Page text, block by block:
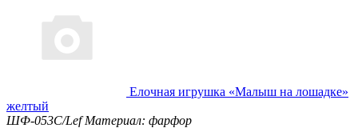
Елочная игрушка «Малыш на лошадке»
желтый
ШФ-053С/Lef Материал: фарфор